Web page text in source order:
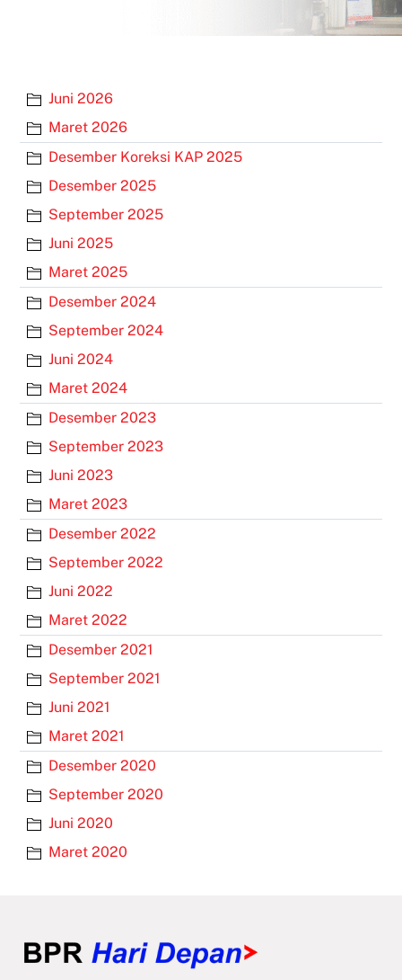
Juni 2026
Maret 2026
Desember Koreksi KAP 2025
Desember 2025
September 2025
Juni 2025
Maret 2025
Desember 2024
September 2024
Juni 2024
Maret 2024
Desember 2023
September 2023
Juni 2023
Maret 2023
Desember 2022
September 2022
Juni 2022
Maret 2022
Desember 2021
September 2021
Juni 2021
Maret 2021
Desember 2020
September 2020
Juni 2020
Maret 2020